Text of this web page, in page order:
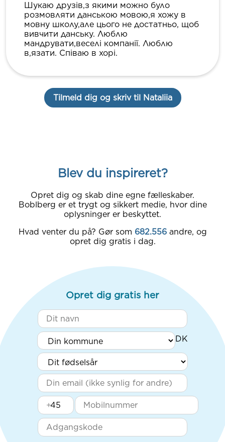
Шукаю друзів,з якими можно було
розмовляти данською мовою,я хожу в
мовну школу,але цього не достатньо, щоб
вивчити данську. Люблю
мандрувати,веселі компанії. Люблю
в,язати. Співаю в хорі.
Tilmeld dig og skriv til Nataliia
Blev du inspireret?
Opret dig og skab dine egne fælleskaber.
Boblberg er et trygt og sikkert medie, hvor dine
oplysninger er beskyttet.
Hvad venter du på? Gør som 682.556 andre, og
opret dig gratis i dag.
Opret dig gratis her
+